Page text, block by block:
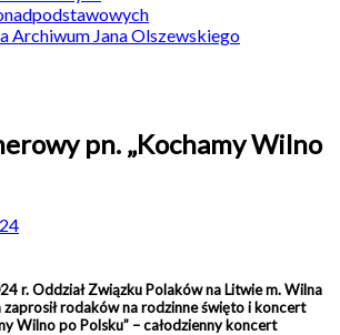
Archiwum Jana Olszewskiego
pn. „Kochamy Wilno
r. Oddział Związku Polaków na Litwie m. Wilna
rodaków na rodzinne święto i koncert
Wilno po Polsku” – całodzienny koncert